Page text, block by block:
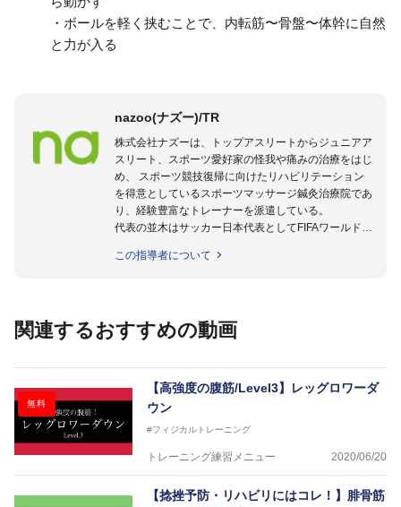
・ボールを軽く挟むことで、内転筋〜骨盤〜体幹に自然
と力が入る
nazoo(ナズー)/TR
株式会社ナズーは、トップアスリートからジュニアア
スリート、スポーツ愛好家の怪我や痛みの治療をはじ
め、 スポーツ競技復帰に向けたリハビリテーション
を得意としているスポーツマッサージ鍼灸治療院であ
り、経験豊富なトレーナーを派遣している。
代表の並木はサッカー日本代表としてFIFAワールドカ
のほかU-23日本代表のアスレティックトレーナーと
世代のサッカーを中心に、WJBL、社会人ラグビー、
を派遣している。
さらには講演会やセミナー、専門学校などの教育機関
に講師を派遣するなど後進育成にも力を入れている。
「一人一人の健康な人生をサポートする」を企業理念
として掲げ、世の中の人々の『健康』をあらゆる方向
からサポートし、一人一人の「楽しく、豊かに、生き
ている。
この指導者について
関連するおすすめの動画
無料
【高強度の腹筋/Level3】レッグロワーダ
ウン
#フィジカルトレーニング
トレーニング練習メニュー 2020/06/20
【捻挫予防・リハビリにはコレ！】腓骨筋